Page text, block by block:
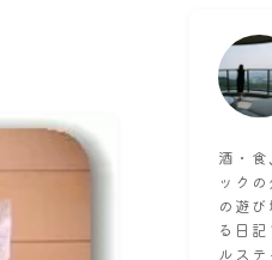
酒・
ック
の遊
る日
ルス